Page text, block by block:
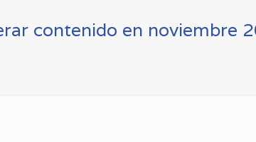
contenido en noviembre